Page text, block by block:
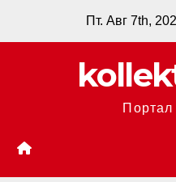
Пт. Авг 7th,